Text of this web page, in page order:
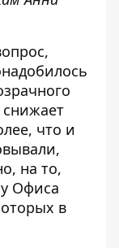
что и
на то,
Офиса
в